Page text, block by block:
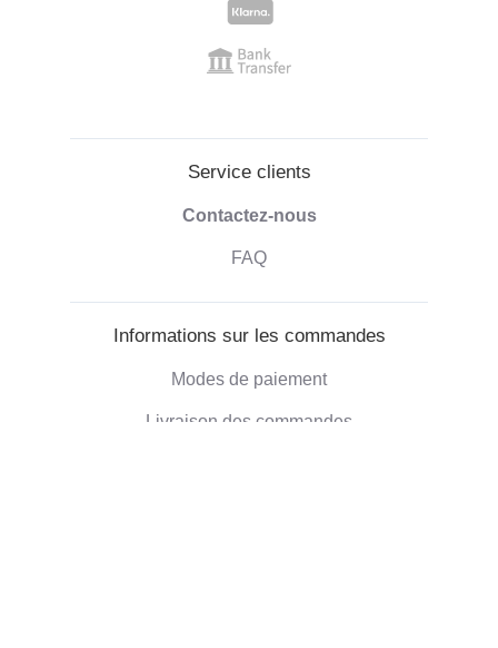
Service clients
Contactez-nous
FAQ
Informations sur les commandes
Modes de paiement
Livraison des commandes